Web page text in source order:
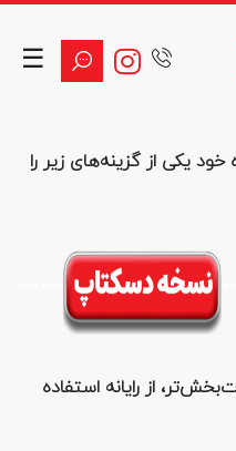
☰
یکی از گزینه‌های زیر را
از رایانه استفاده